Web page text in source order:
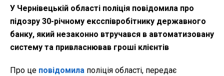
У Чернівецькій області поліція повідомила про
підозру 30-річному ексспівробітнику державного
банку, який незаконно втручався в автоматизовану
систему та привласнював гроші клієнтів
Про це повідомила поліція області, передає